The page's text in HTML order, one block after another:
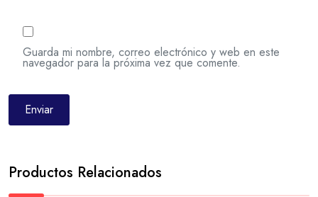
Guarda mi nombre, correo electrónico y web en este
navegador para la próxima vez que comente.
Productos Relacionados